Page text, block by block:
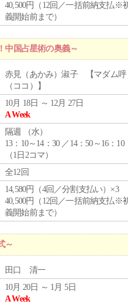
40,500円（12回／一括前納支払※
義開始前まで）
国占星術の奥義～
赤見（あかみ）淑子 【マダム呼
（ココ）】
10月 18日 ～ 12月 27日
A Week
隔週 （水）
13：10～14：30 ／14：50～16：10
（1日2コマ）
全12回
14,580円（4回／分割支払い）×3
40,500円（12回／一括前納支払※
義開始前まで）
～
田口 清一
10月 20日 ～ 1月 5日
A Week